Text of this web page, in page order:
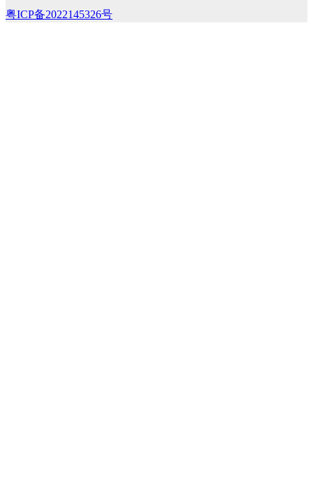
粤ICP备2022145326号